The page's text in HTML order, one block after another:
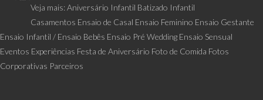
Veja mais:Aniversário Infantil Batizado Infantil
Casamentos Ensaio de Casal Ensaio Feminino Ensaio Gestante
Ensaio Infantil / Ensaio Bebês Ensaio Pré Wedding Ensaio Sensual
Eventos Experiências Festa de Aniversário Foto de Comida Fotos
Corporativas Parceiros